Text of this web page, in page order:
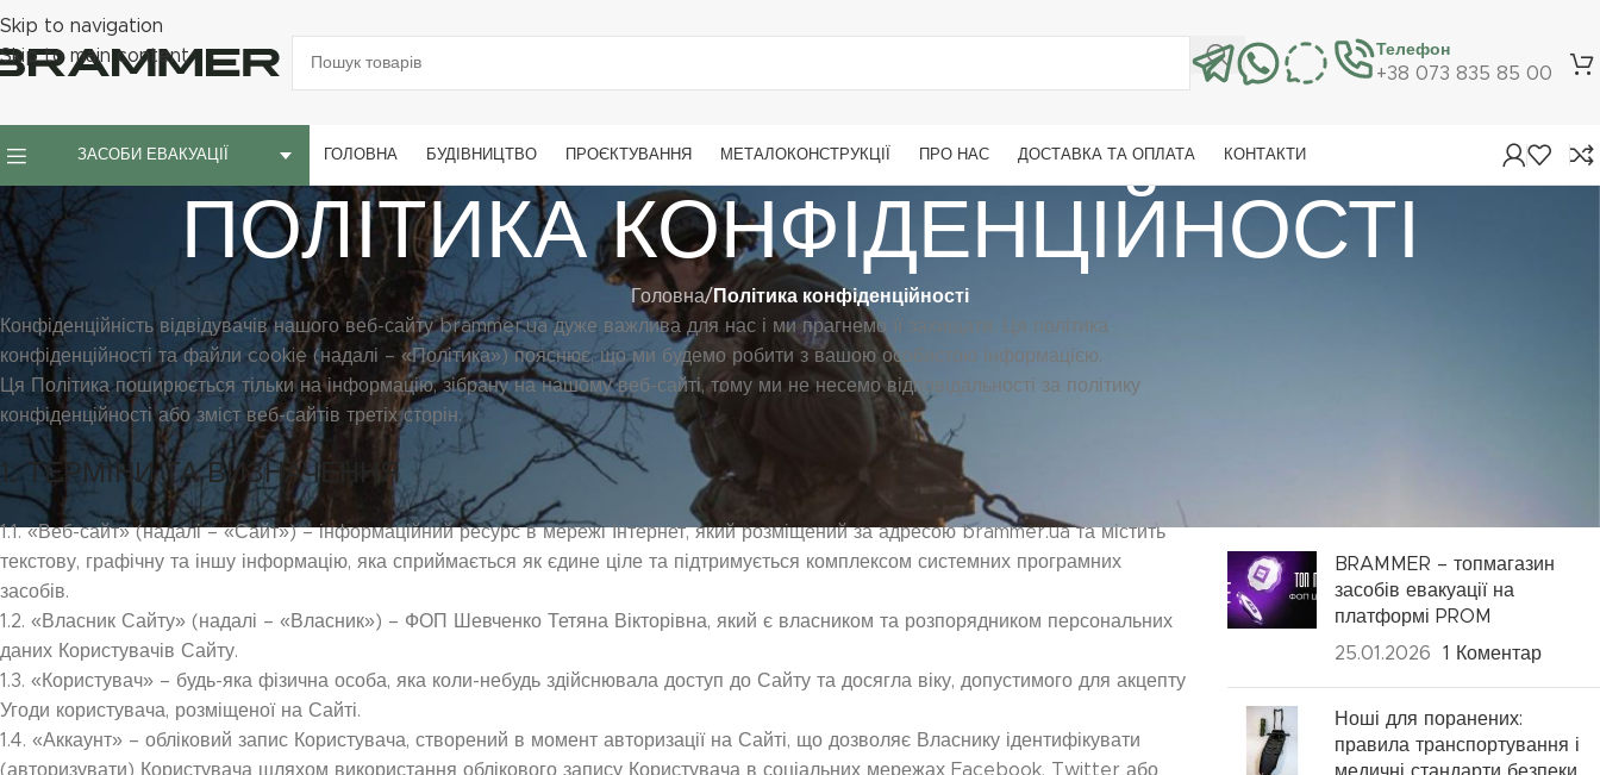
Skip to navigation
Skip to main content
Телефон
+38 073 835 85 00
ЗАСОБИ ЕВАКУАЦІЇ ГОЛОВНА БУДІВНИЦТВО ПРОЄКТУВАННЯ МЕТАЛОКОНСТРУКЦІЇ ПРО НАС ДОСТАВКА ТА ОПЛАТА КОНТАКТИ
ПОЛІТИКА КОНФІДЕНЦІЙНОСТІ
Головна/ Політика конфіденційності
Конфіденційність відвідувачів нашого веб-сайту brammer.ua дуже важлива для нас і ми прагнемо її захищати. Ця політика
конфіденційності та файли cookie (надалі – «Політика») пояснює, що ми будемо робити з вашою особистою інформацією.
Ця Політика поширюється тільки на інформацію, зібрану на нашому веб-сайті, тому ми не несемо відповідальності за політику
конфіденційності або зміст веб-сайтів третіх сторін.
1. ТЕРМІНИ ТА ВИЗНАЧЕННЯ
1.1. «Веб-сайт» (надалі – «Сайт») – інформаційний ресурс в мережі Інтернет, який розміщений за адресою brammer.ua та містить
текстову, графічну та іншу інформацію, яка сприймається як єдине ціле та підтримується комплексом системних програмних
засобів.
1.2. «Власник Сайту» (надалі – «Власник») – ФОП Шевченко Тетяна Вікторівна, який є власником та розпорядником персональних
даних Користувачів Сайту.
1.3. «Користувач» – будь-яка фізична особа, яка коли-небудь здійснювала доступ до Сайту та досягла віку, допустимого для акцепту
Угоди користувача, розміщеної на Сайті.
1.4. «Аккаунт» – обліковий запис Користувача, створений в момент авторизації на Сайті, що дозволяє Власнику ідентифікувати
(авторизувати) Користувача шляхом використання облікового запису Користувача в соціальних мережах Facebook, Twitter або
BRAMMER – топмагазин
засобів евакуації на
платформі PROM
25.01.2026
1 Коментар
Ноші для поранених:
правила транспортування і